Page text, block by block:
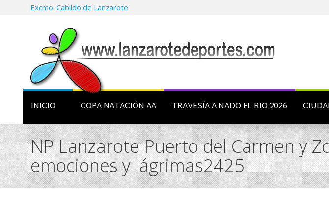
Excmo. Cabildo de Lanzarote
INICIO COPA NATACIÓN AA TRAVESÍA A NADO EL RIO 2026
NP Lanzarote Puerto del Carmen y
emociones y lágrimas2425